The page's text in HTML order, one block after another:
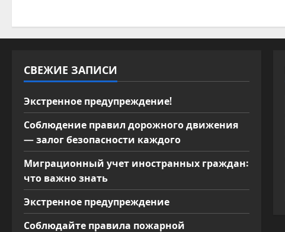
я
м
СВЕЖИЕ ЗАПИСИ
Экстренное предупреждение!
Соблюдение правил дорожного движения
— залог безопасности каждого
Миграционный учет иностранных граждан:
что важно знать
Экстренное предупреждение
Соблюдайте правила пожарной